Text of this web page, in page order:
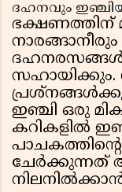
ദഹനവും
ഭക്ഷണത്തിന്
ദഹനരസങ്ങൾ
സഹായിക്കും.
ഇഞ്ചി ഒരു
കറികളിൽ
ചേർക്കുന്നത്